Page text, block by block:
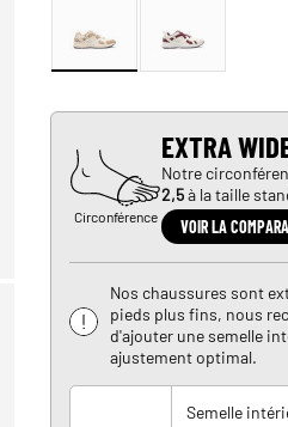
Circonférence
EXTRA
Notre
2,5à la taille
VOIR LA
Nos chaussures sont
pieds plus fins, nous
d'ajouter une semelle
ajustement optimal.